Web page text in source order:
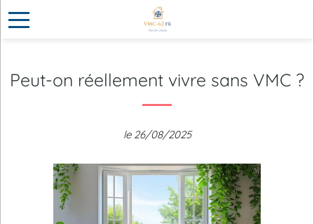
Peut-on réellement vivre sans VMC ?
le 26/08/2025